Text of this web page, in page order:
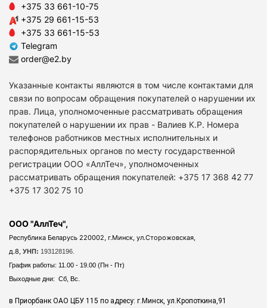
+375 33 661-10-75
+375 29 661-15-53
+375 33 661-15-53
Telegram
order@e2.by
Указанные контакты являются в том числе контактами для
связи по вопросам обращения покупателей о нарушении их
прав. Лица, уполномоченные рассматривать обращения
покупателей о нарушении их прав - Валиев К.Р. Номера
телефонов работников местных исполнительных и
распорядительных органов по месту государственной
регистрации ООО «АллТеч», уполномоченных
рассматривать обращения покупателей: +375 17 368 42 77
+375 17 302 75 10
ООО "АллТеч",
Республика Беларусь 220002, г.Минск, ул.Сторожовская,
д.8, УНП: 193128196.
График работы: 11.00 - 19.00 (Пн - Пт)
Выходные дни: Сб, Вс.
в Приорбанк ОАО ЦБУ 115 по адресу: г.Минск, ул.Кропоткина,91